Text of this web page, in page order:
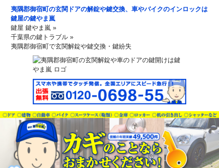
夷隅郡御宿町の玄関ドアの解錠や鍵交換、車やバイクのインロックは
鍵屋の鍵やま嵐
鍵屋 鍵やま嵐 »
千葉県の鍵トラブル »
夷隅郡御宿町で玄関解錠や鍵交換・鍵紛失